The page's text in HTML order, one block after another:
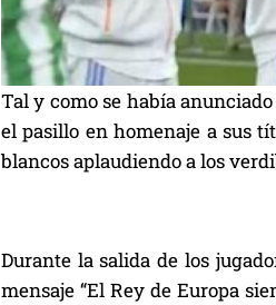
Tal y como se había
el pasillo en homenaje a sus
blancos aplaudiendo a los
Durante la salida de los
mensaje “El Rey de Europa